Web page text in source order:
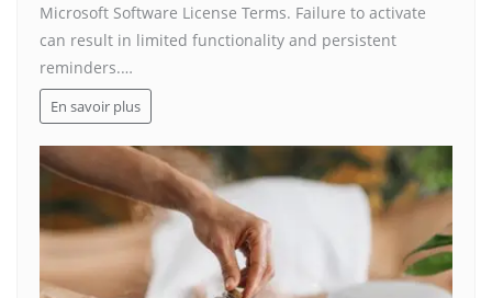
Microsoft Software License Terms. Failure to activate
can result in limited functionality and persistent
reminders.…
En savoir plus